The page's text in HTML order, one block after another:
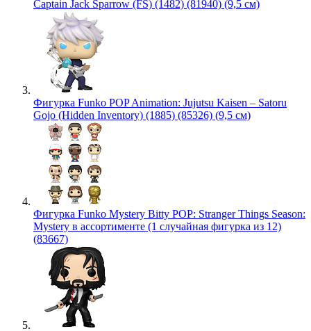
Captain Jack Sparrow (FS) (1482) (81940) (9,5 см)
Фигурка Funko POP Animation: Jujutsu Kaisen – Satoru
Gojo (Hidden Inventory) (1885) (85326) (9,5 см)
Фигурка Funko Mystery Bitty POP: Stranger Things Season:
Mystery в ассортименте (1 случайная фигурка из 12)
(83667)